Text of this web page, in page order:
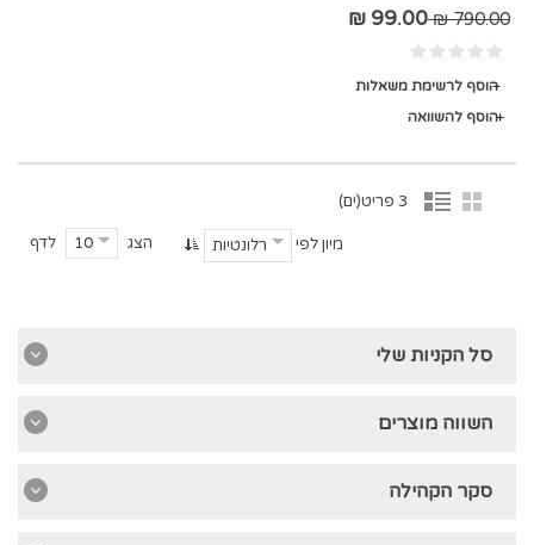
790.00 ₪
99.00 ₪
הוסף לרשימת משאלות
הוסף להשוואה
3 פריט(ים)
הצג 10 לדף מיון לפי רלונטיות
סל הקניות שלי
השווה מוצרים
סקר הקהילה